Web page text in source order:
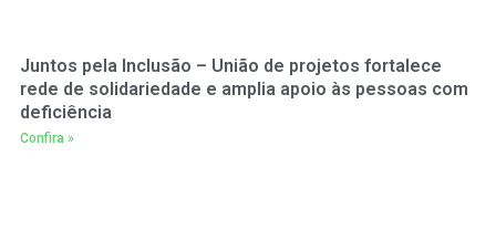
Juntos pela Inclusão – União de projetos fortalece
rede de solidariedade e amplia apoio às pessoas com
deficiência
Confira »